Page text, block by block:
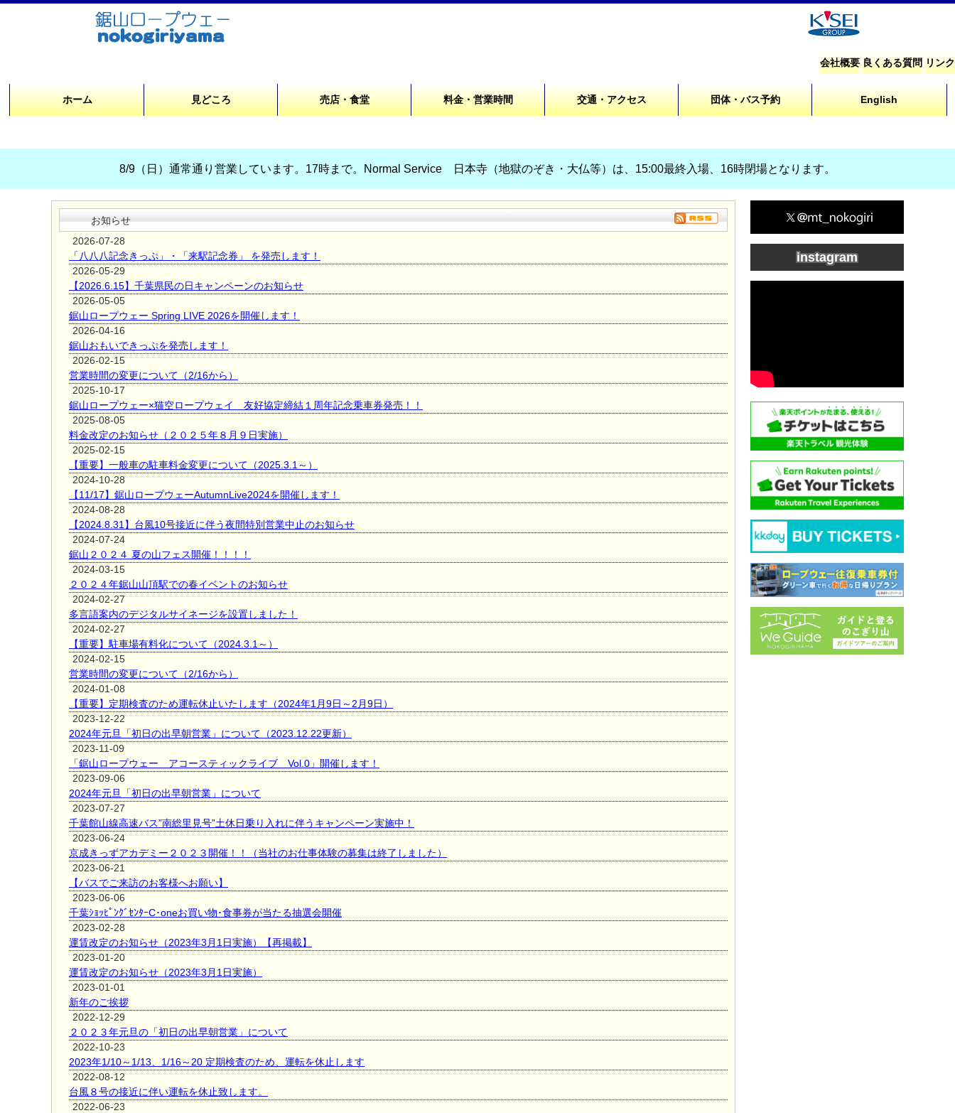
会社概要 良くある質問 リンク
ホーム 見どころ 売店・食堂 料金・営業時間 交通・アクセス 団体・バス予約 English
8/9（日）通常通り営業しています。17時まで。Normal Service 日本寺（地獄のぞき・大仏等）は、15:00最終入場、16時閉場となります。
お知らせ
2026-07-28
「八八八記念きっぷ」・「来駅記念券」 を発売します！
2026-05-29
【2026.6.15】千葉県民の日キャンペーンのお知らせ
2026-05-05
鋸山ロープウェー Spring LIVE 2026を開催します！
2026-04-16
鋸山おもいできっぷを発売します！
2026-02-15
営業時間の変更について（2/16から）
2025-10-17
鋸山ロープウェー×猫空ロープウェイ 友好協定締結１周年記念乗車券発売！！
2025-08-05
料金改定のお知らせ（２０２５年８月９日実施）
2025-02-15
【重要】一般車の駐車料金変更について（2025.3.1～）
2024-10-28
【11/17】鋸山ロープウェーAutumnLive2024を開催します！
2024-08-28
【2024.8.31】台風10号接近に伴う夜間特別営業中止のお知らせ
2024-07-24
鋸山２０２４ 夏の山フェス開催！！！！
2024-03-15
２０２４年鋸山山頂駅での春イベントのお知らせ
2024-02-27
多言語案内のデジタルサイネージを設置しました！
2024-02-27
【重要】駐車場有料化について（2024.3.1～）
2024-02-15
営業時間の変更について（2/16から）
2024-01-08
【重要】定期検査のため運転休止いたします（2024年1月9日～2月9日）
2023-12-22
2024年元旦「初日の出早朝営業」について（2023.12.22更新）
2023-11-09
「鋸山ロープウェー アコースティックライブ Vol.0」開催します！
2023-09-06
2024年元旦「初日の出早朝営業」について
2023-07-27
千葉館山線高速バス”南総里見号”土休日乗り入れに伴うキャンペーン実施中！
2023-06-24
京成きっずアカデミー２０２３開催！！（当社のお仕事体験の募集は終了しました）
2023-06-21
【バスでご来訪のお客様へお願い】
2023-06-06
千葉ｼｮｯﾋﾟﾝｸﾞｾﾝﾀｰC･oneお買い物･食事券が当たる抽選会開催
2023-02-28
運賃改定のお知らせ（2023年3月1日実施）【再掲載】
2023-01-20
運賃改定のお知らせ（2023年3月1日実施）
2023-01-01
新年のご挨拶
2022-12-29
２０２３年元旦の「初日の出早朝営業」について
2022-10-23
2023年1/10～1/13、1/16～20 定期検査のため、運転を休止します
2022-08-12
台風８号の接近に伴い運転を休止致します。
2022-06-23
instagram